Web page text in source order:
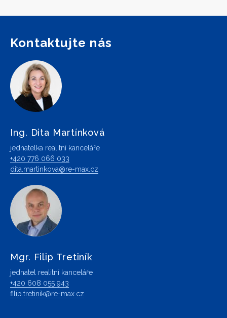
Kontaktujte nás
Ing. Dita Martínková
jednatelka realitní kanceláře
+420 776 066 033
dita.martinkova@re-max.cz
Mgr. Filip Tretiník
jednatel realitní kanceláře
+420 608 055 943
filip.tretinik@re-max.cz